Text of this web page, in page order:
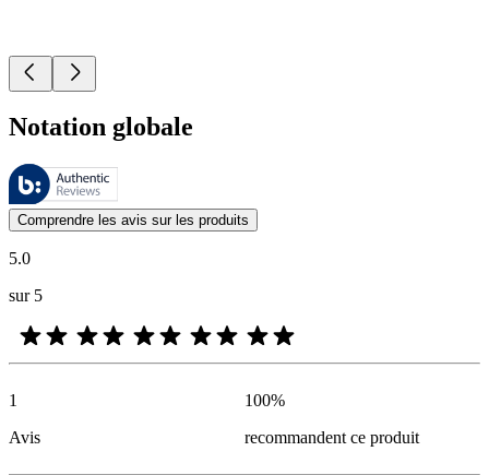
Notation globale
Ces évaluations sont gérées par Bazaarvoice et sont conformes à la
Les avis des clients exprimés sous forme d'évaluations de produits
Comprendre les avis sur les produits
5.0
sur 5
1
Avis
100%
recommandent ce produit